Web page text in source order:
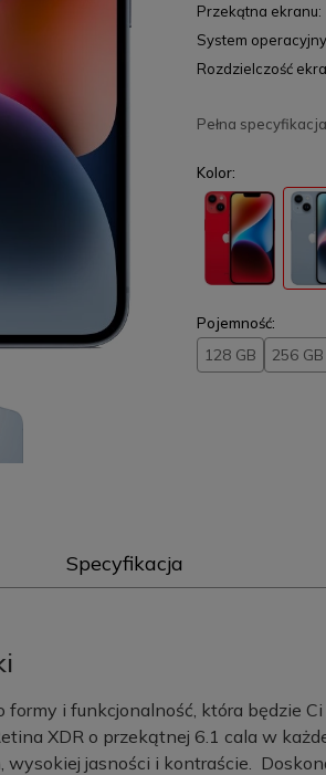
Przekątna ekranu
System operacyjny
Rozdzielczość
Pełna specyfikacja
Kolor:
Pojemność:
128 GB 256 GB
Specyfikacja
i funkcjonalność, która będzie
XDR o przekątnej 6.1 cala w
jasności i kontraście.